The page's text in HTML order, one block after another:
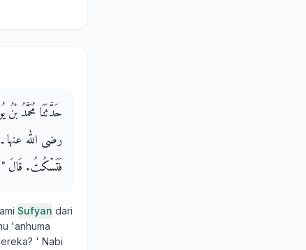
حَدَّثَنَا مُحَمَّدُ
رضى الله
فَتَسْكُتُ‏.‏ قَالَ ‏"‏
Sufyan dari
'anhuma
' Nabi